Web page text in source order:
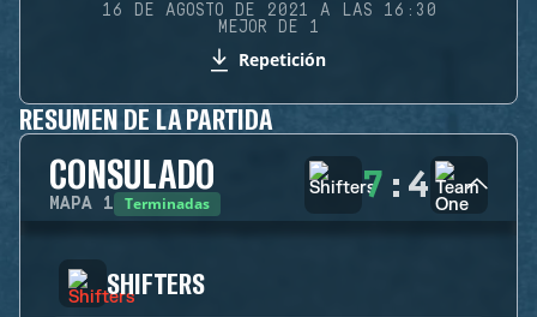
16 DE AGOSTO DE 2021 A LAS 16:30
MEJOR DE 1
Repetición
RESUMEN DE LA PARTIDA
CONSULADO
MAPA 1 Terminadas 7 : 4
SHIFTERS